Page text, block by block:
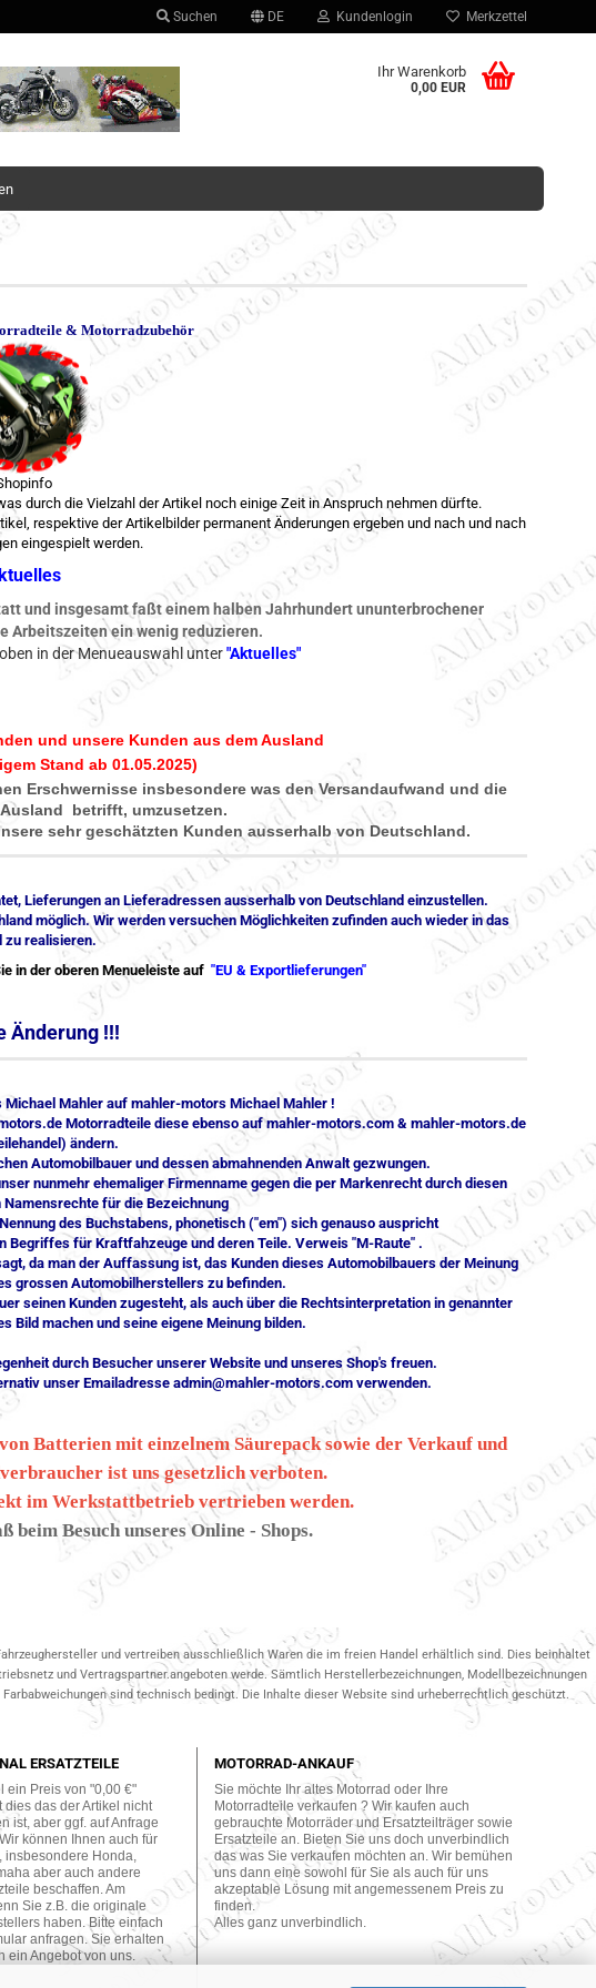
Suchen DE
auswählen
Kundenlogin
Konto erstellen
Passwort vergessen?
Merkzettel
Ihr Warenkorb
0,00 EUR
& Motorradzubehör
durch die Vielzahl der Artikel noch einige Zeit in Anspruch nehmen dürfte.
respektive der Artikelbilder permanent Änderungen ergeben und nach und nach
eingespielt werden.
und insgesamt faßt einem halben Jahrhundert ununterbrochener
Arbeitszeiten ein wenig reduzieren.
oben in der Menueauswahl unter"Aktuelles"
und unsere Kunden aus dem Ausland
Stand ab 01.05.2025)
Erschwernisse insbesondere was den Versandaufwand und die
betrifft, umzusetzen.
sehr geschätzten Kunden ausserhalb von Deutschland.
Lieferungen an Lieferadressen ausserhalb von Deutschland einzustellen.
möglich. Wir werden versuchen Möglichkeiten zufinden auch wieder in das
zu realisieren.
in der oberen Menueleiste auf "EU & Exportlieferungen"
Änderung !!!
Mahler auf mahler-motors Michael Mahler !
Motorradteile diese ebenso auf mahler-motors.com & mahler-motors.de
ändern.
Automobilbauer und dessen abmahnenden Anwalt gezwungen.
nunmehr ehemaliger Firmenname gegen die per Markenrecht durch diesen
für die Bezeichnung
des Buchstabens, phonetisch ("em") sich genauso auspricht
für Kraftfahzeuge und deren Teile. Verweis "M-Raute" .
da man der Auffassung ist, das Kunden dieses Automobilbauers der Meinung
grossen Automobilherstellers zu befinden.
seinen Kunden zugesteht, als auch über die Rechtsinterpretation in genannter
Bild machen und seine eigene Meinung bilden.
durch Besucher unserer Website und unseres Shop's freuen.
unser Emailadresse admin@mahler-motors.com verwenden.
Batterien mit einzelnem Säurepack sowie der Verkauf und
ist uns gesetzlich verboten.
im Werkstattbetrieb vertrieben werden.
beim Besuch unseres Online - Shops.
und vertreiben ausschließlich Waren die im freien Handel erhältlich sind. Dies beinhaltet
und Vertragspartner.angeboten werde. Sämtlich Herstellerbezeichnungen, Modellbezeichnungen
sind technisch bedingt. Die Inhalte dieser Website sind urheberrechtlich geschützt.
ERSATZTEILE
ein Preis von "0,00 €"
das der Artikel nicht
ist, aber ggf. auf Anfrage
können Ihnen auch für
insbesondere Honda,
aber auch andere
beschaffen. Am
Sie z.B. die originale
haben. Bitte einfach
anfragen. Sie erhalten
ein Angebot von uns.
MOTORRAD-ANKAUF
Sie möchte Ihr altes Motorrad oder Ihre
Motorradteile verkaufen ? Wir kaufen auch
gebrauchte Motorräder und Ersatzteilträger sowie
Ersatzteile an. Bieten Sie uns doch unverbindlich
das was Sie verkaufen möchten an. Wir bemühen
uns dann eine sowohl für Sie als auch für uns
akzeptable Lösung mit angemessenem Preis zu
finden.
Alles ganz unverbindlich.